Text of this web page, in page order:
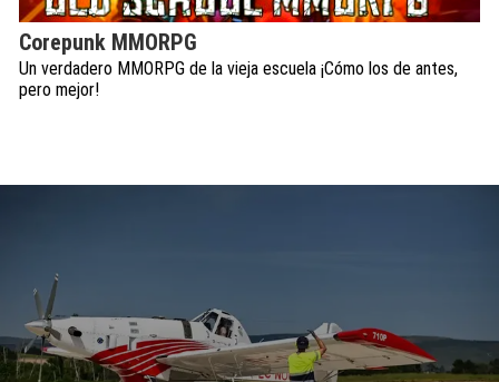
Corepunk MMORPG
Un verdadero MMORPG de la vieja escuela ¡Cómo los de antes,
pero mejor!